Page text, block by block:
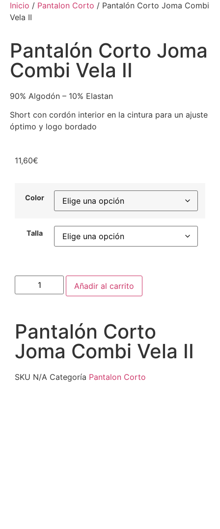
Inicio / Pantalon Corto / Pantalón Corto Joma Combi
Vela II
Pantalón Corto Joma
Combi Vela II
90% Algodón – 10% Elastan
Short con cordón interior en la cintura para un ajuste
óptimo y logo bordado
11,60€
Color
Talla
Añadir al carrito
Pantalón Corto
Joma Combi Vela II
SKU N/A Categoría Pantalon Corto